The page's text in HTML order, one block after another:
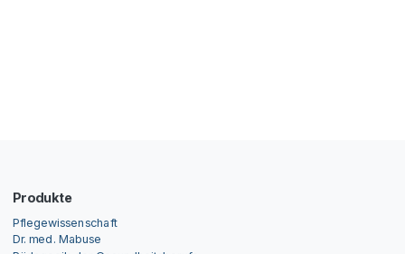
Produkte
Pflegewissenschaft
Dr. med. Mabuse